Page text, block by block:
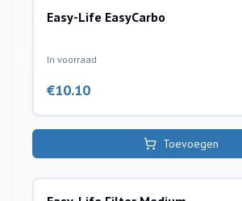
producten
Easy-Life EasyCarbo
In voorraad
€10.10
Toevoegen